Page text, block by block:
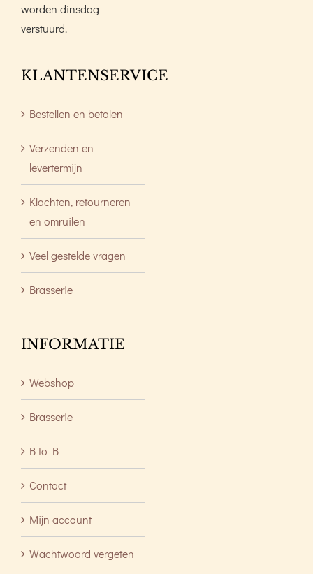
worden dinsdag
verstuurd.
KLANTENSERVICE
Bestellen en betalen
Verzenden en
levertermijn
Klachten, retourneren
en omruilen
Veel gestelde vragen
Brasserie
INFORMATIE
Webshop
Brasserie
B to B
Contact
Mijn account
Wachtwoord vergeten